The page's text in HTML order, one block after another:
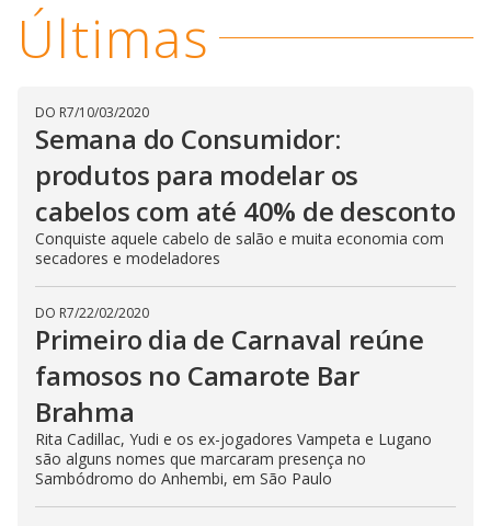
Últimas
DO R7/10/03/2020
Semana do Consumidor:
produtos para modelar os
cabelos com até 40% de desconto
Conquiste aquele cabelo de salão e muita economia com
secadores e modeladores
DO R7/22/02/2020
Primeiro dia de Carnaval reúne
famosos no Camarote Bar
Brahma
Rita Cadillac, Yudi e os ex-jogadores Vampeta e Lugano
são alguns nomes que marcaram presença no
Sambódromo do Anhembi, em São Paulo